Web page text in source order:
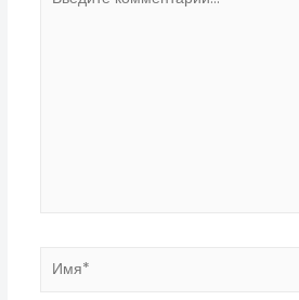
комментарий...
Имя*